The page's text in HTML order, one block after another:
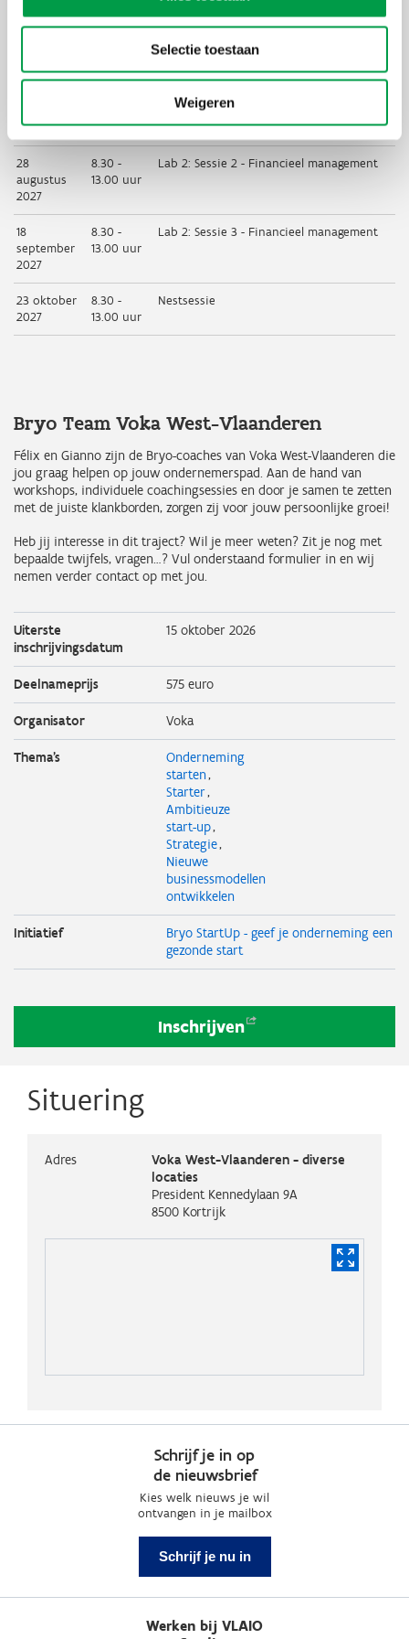
Selectie toestaan
Weigeren
13.00 uur
13.00 uur
Business dates
13.00 uur
Lab 2: Sessie 1 - Financieel management
28
augustus
2027
8.30 -
13.00 uur
Lab 2: Sessie 2 - Financieel management
18
september
2027
8.30 -
13.00 uur
Lab 2: Sessie 3 - Financieel management
23 oktober
2027
8.30 -
13.00 uur
Nestsessie
Bryo Team Voka West-Vlaanderen
Félix en Gianno zijn de Bryo-coaches van Voka West-Vlaanderen die
jou graag helpen op jouw ondernemerspad. Aan de hand van
workshops, individuele coachingsessies en door je samen te zetten
met de juiste klankborden, zorgen zij voor jouw persoonlijke groei!
Heb jij interesse in dit traject? Wil je meer weten? Zit je nog met
bepaalde twijfels, vragen…? Vul onderstaand formulier in en wij
nemen verder contact op met jou.
Uiterste
inschrijvingsdatum
15 oktober 2026
Deelnameprijs 575 euro
Organisator Voka
Thema's
Onderneming
starten
Starter
Ambitieuze
start-up
Strategie
Nieuwe
businessmodellen
ontwikkelen
Initiatief
Bryo StartUp - geef je onderneming een
gezonde start
Inschrijven
Situering
Adres
Voka West-Vlaanderen - diverse
locaties
President Kennedylaan 9A
8500 Kortrijk
Schrijf je in op
de nieuwsbrief
Kies welk nieuws je wil
ontvangen in je mailbox
Schrijf je nu in
Werken bij VLAIO